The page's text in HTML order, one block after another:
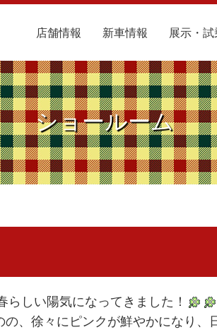
店舗情報 新車情報 展示・
ショールーム
しい陽気になってきました！
、徐々にピンクが鮮やかになり、